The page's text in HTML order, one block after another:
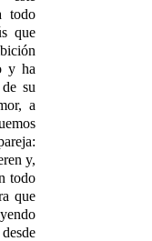
todo
que
y ha
su
a
y,
todo
que